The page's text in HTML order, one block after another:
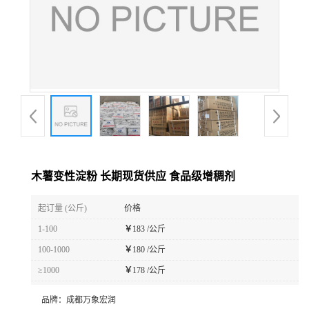
木薯变性淀粉 长期现货供应 食品级增稠剂
起订量 (公斤) 价格
1-100 ￥ 183 /公斤
100-1000 ￥ 180 /公斤
≥1000 ￥ 178 /公斤
品牌： 成都万象宏润